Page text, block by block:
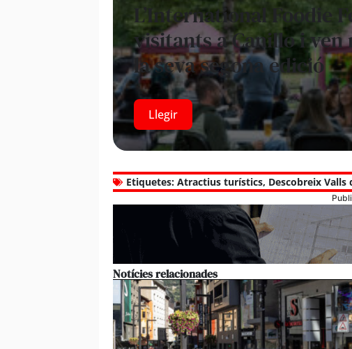
L’International Foodie
visitants a Canillo i ven
la seva segona edició
Llegir
Etiquetes: Atractius turístics, Descobreix Valls
Notícies relacionades